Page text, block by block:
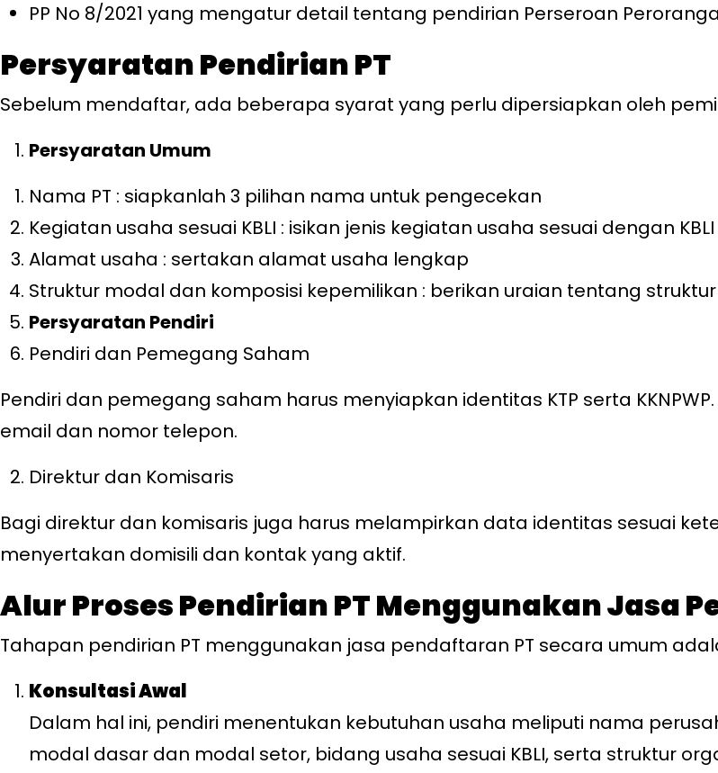
PP No 8/2021 yang mengatur detail tentang pendirian Perseroan
Persyaratan Pendirian PT
Sebelum mendaftar, ada beberapa syarat yang perlu dipersiapkan oleh
Persyaratan Umum
Nama PT : siapkanlah 3 pilihan nama untuk pengecekan
Kegiatan usaha sesuai KBLI : isikan jenis kegiatan usaha sesuai dengan KBLI
Alamat usaha : sertakan alamat usaha lengkap
Struktur modal dan komposisi kepemilikan : berikan uraian tentang
Persyaratan Pendiri
Pendiri dan Pemegang Saham
Pendiri dan pemegang saham harus menyiapkan identitas KTP serta
email dan nomor telepon.
Direktur dan Komisaris
Bagi direktur dan komisaris juga harus melampirkan data identitas sesuai
menyertakan domisili dan kontak yang aktif.
Alur Proses Pendirian PT Menggunakan Jasa
Tahapan pendirian PT menggunakan jasa pendaftaran PT secara umum
Konsultasi Awal
Dalam hal ini, pendiri menentukan kebutuhan usaha meliputi nama
modal dasar dan modal setor, bidang usaha sesuai KBLI, serta struktur